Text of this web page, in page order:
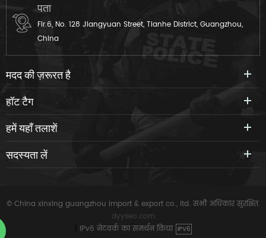
पता
Flr.6, No. 128 Jiangyuan Street, Tianhe District, Guangzhou,
China
मदद की ज़रूरत है
हॉट टैग
हमें यहाँ तलाशें
सदस्यता लें
© China xinxing guangzhou import & export co., ltd. सभी अधिकार सुरक्षित.
dyyseo.com
IPv6 नेटवर्क का समर्थन किया IPV6